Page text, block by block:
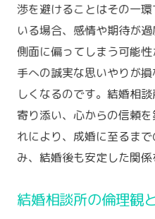
渉を避けることはその一
いる場合、感情や期待が
側面に偏ってしまう可能
手への誠実な思いやりが
しくなるのです。結婚相
寄り添い、心からの信頼
れにより、成婚に至るま
み、結婚後も安定した関係
結婚相談所の倫理観